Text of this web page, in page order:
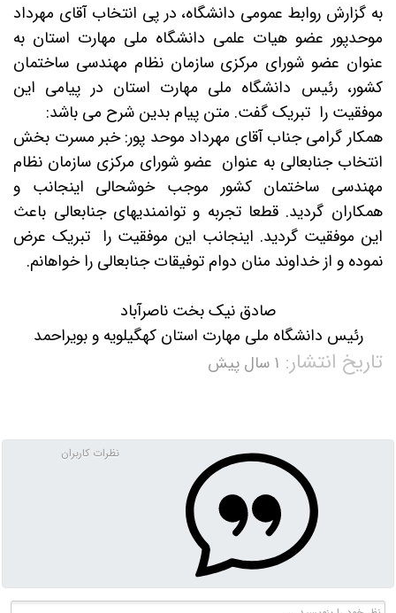
به گزارش روابط عمومی دانشگاه، در پی انتخاب آقای مهرداد
موحدپور عضو هیات علمی دانشگاه ملی مهارت استان به
عنوان عضو شورای مرکزی سازمان نظام مهندسی ساختمان
کشور، رئیس دانشگاه ملی مهارت استان در پیامی این
موفقیت را تبریک گفت. متن پیام بدین شرح می باشد:
همکار گرامی جناب آقای مهرداد موحد پور: خبر مسرت بخش
انتخاب جنابعالی به عنوان عضو شورای مرکزی سازمان نظام
مهندسی ساختمان کشور موجب خوشحالی اینجانب و
همکاران گردید. قطعا تجربه و توانمندیهای جنابعالی باعث
این موفقیت گردید. اینجانب این موفقیت را تبریک عرض
نموده و از خداوند منان دوام توفیقات جنابعالی را خواهانم.
صادق نیک بخت ناصرآباد
رئیس دانشگاه ملی مهارت استان کهگیلویه و بویراحمد
تاریخ انتشار:۱ سال پیش
نظرات کاربران